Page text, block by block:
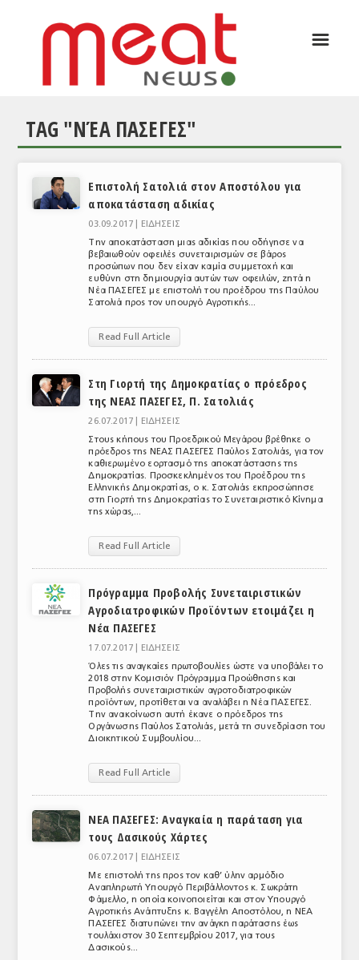
ΕΙΔΗΣΕΙΣ
ΘΕΜΑΤΑ
ΑΝΑΛΥΣΕΙΣ
ΠΑΡΑΓΩΓΗ & ΕΜΠΟΡΙΑ
ΕΜΠΟΡΙΚΟΙ ΑΝΤΙΠΡΟΣΩΠΟΙ
ΕΛΛΗΝΙΚΗ ΝΟΜΟΘΕΣΙΑ
ΕΥΡΩΠΑΪΚΗ ΝΟΜΟΘΕΣΙΑ
ΑΡΧΕΙΟ ΤΕΥΧΩΝ
ΣΥΝΕΔΡΙΟ ΚΡΕΑΤΟΣ
☰
TAG "ΝΈΑ ΠΑΣΕΓΕΣ"
Επιστολή Σατολιά στον Αποστόλου για
αποκατάσταση αδικίας
03.09.2017 |
ΕΙΔΗΣΕΙΣ
Την αποκατάσταση μιας αδικίας που οδήγησε να
βεβαιωθούν οφειλές συνεταιρισμών σε βάρος
προσώπων που δεν είχαν καμία συμμετοχή και
ευθύνη στη δημιουργία αυτών των οφειλών, ζητά η
Νέα ΠΑΣΕΓΕΣ με επιστολή του προέδρου της Παύλου
Σατολιά προς τον υπουργό Αγροτικής...
Read Full Article
Στη Γιορτή της Δημοκρατίας ο πρόεδρος
της ΝΕΑΣ ΠΑΣΕΓΕΣ, Π. Σατολιάς
26.07.2017 |
ΕΙΔΗΣΕΙΣ
Στους κήπους του Προεδρικού Μεγάρου βρέθηκε ο
πρόεδρος της ΝΕΑΣ ΠΑΣΕΓΕΣ Παύλος Σατολιάς, για τον
καθιερωμένο εορτασμό της αποκατάστασης της
Δημοκρατίας. Προσκεκλημένος του Προέδρου της
Ελληνικής Δημοκρατίας, ο κ. Σατολιάς εκπροσώπησε
στη Γιορτή της Δημοκρατίας το Συνεταιριστικό Κίνημα
της χώρας,...
Read Full Article
Πρόγραμμα Προβολής Συνεταιριστικών
Αγροδιατροφικών Προϊόντων ετοιμάζει η
Νέα ΠΑΣΕΓΕΣ
17.07.2017 |
ΕΙΔΗΣΕΙΣ
Όλες τις αναγκαίες πρωτοβουλίες ώστε να υποβάλει το
2018 στην Κομισιόν Πρόγραμμα Προώθησης και
Προβολής συνεταιριστικών αγροτοδιατροφικών
προϊόντων, προτίθεται να αναλάβει η Νέα ΠΑΣΕΓΕΣ.
Την ανακοίνωση αυτή έκανε ο πρόεδρος της
Οργάνωσης Παύλος Σατολιάς, μετά τη συνεδρίαση του
Διοικητικού Συμβουλίου...
Read Full Article
ΝΕΑ ΠΑΣΕΓΕΣ: Αναγκαία η παράταση για
τους Δασικούς Χάρτες
06.07.2017 |
ΕΙΔΗΣΕΙΣ
Με επιστολή της προς τον καθ’ ύλην αρμόδιο
Αναπληρωτή Υπουργό Περιβάλλοντος κ. Σωκράτη
Φάμελλο, η οποία κοινοποιείται και στον Υπουργό
Αγροτικής Ανάπτυξης κ. Βαγγέλη Αποστόλου, η ΝΕΑ
ΠΑΣΕΓΕΣ διατυπώνει την ανάγκη παράτασης έως
τουλάχιστον 30 Σεπτεμβρίου 2017, για τους
Δασικούς...